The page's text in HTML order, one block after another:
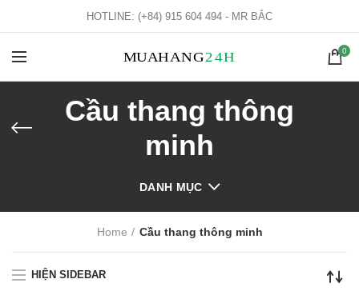
HOTLINE: (+84) 915 604 494 - MR BẮC
0
Cầu thang thông
minh
DANH MỤC
Home Cầu thang thông minh
HIỆN SIDEBAR